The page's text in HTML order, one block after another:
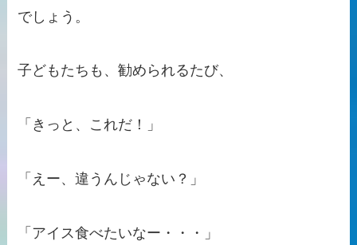
でしょう。
子どもたちも、勧められるたび、
「きっと、これだ！」
「えー、違うんじゃない？」
「アイス食べたいなー・・・」